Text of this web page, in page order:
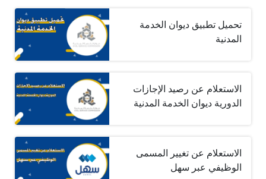
تحميل تطبيق ديوان الخدمة
المدنية
الاستعلام عن رصيد الإجازات
الدورية ديوان الخدمة المدنية
الاستعلام عن تغيير المسمى
الوظيفي عبر سهل